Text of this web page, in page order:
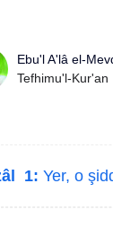
Ebu'l A'lâ el-
Tefhimu'l-Kur'an
1: Yer, o